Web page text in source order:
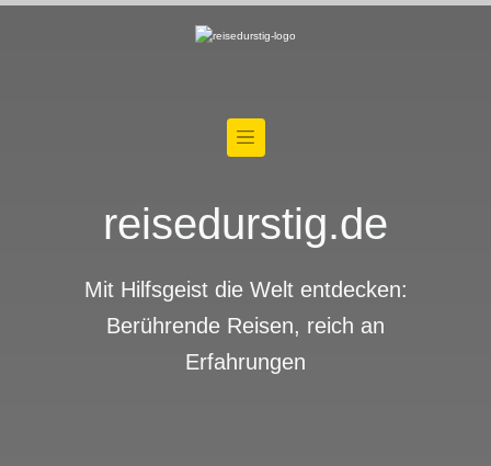
reisedurstig.de
Mit Hilfsgeist die Welt entdecken:
Berührende Reisen, reich an
Erfahrungen